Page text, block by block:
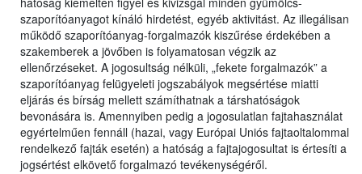
szaporítóanyagot kínáló hirdetést, egyéb aktivitást. Az illegálisan
működő szaporítóanyag-forgalmazók kiszűrése érdekében a
szakemberek a jövőben is folyamatosan végzik az
ellenőrzéseket. A jogosultság nélküli, „fekete forgalmazók” a
szaporítóanyag felügyeleti jogszabályok megsértése miatti
eljárás és bírság mellett számíthatnak a társhatóságok
bevonására is. Amennyiben pedig a jogosulatlan fajtahasználat
egyértelműen fennáll (hazai, vagy Európai Uniós fajtaoltalommal
rendelkező fajták esetén) a hatóság a fajtajogosultat is értesíti a
jogsértést elkövető forgalmazó tevékenységéről.